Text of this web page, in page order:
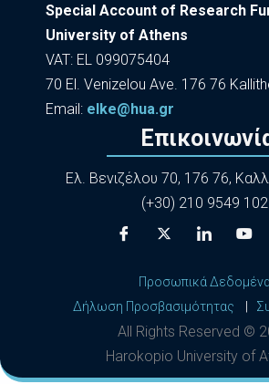
Special Account of Research
University of Athens
VAT: EL 099075404
70 El. Venizelou Ave. 176 76
Εmail: elke@hua.gr
Ελ. Βενιζέλου 70, 176 76,
(+30) 210 9549 102
Προσωπικά Δεδομένα
Δήλωση Προσβασιμότητας
All Rights Reserved ©
Harokopio University of